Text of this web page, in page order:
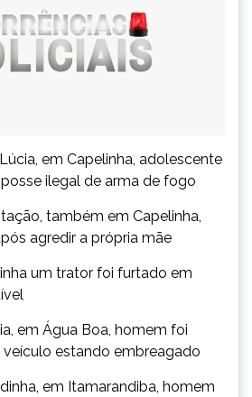
em Capelinha, adolescente
ilegal de arma de fogo
também em Capelinha,
agredir a própria mãe
um trator foi furtado em
em Água Boa, homem foi
estando embreagado
em Itamarandiba, homem